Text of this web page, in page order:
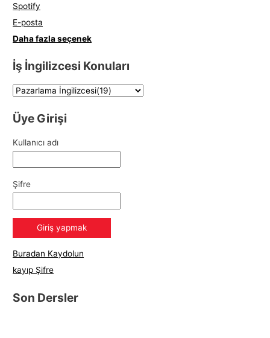
Spotify
E-posta
Daha fazla seçenek
İş İngilizcesi Konuları
Üye Girişi
Kullanıcı adı
Şifre
Buradan Kaydolun
kayıp Şifre
Son Dersler